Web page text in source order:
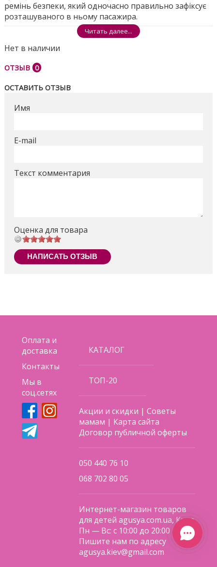
ремінь безпеки, який одночасно правильно зафіксує
розташуваного в ньому пасажира.
Розміри ящика - 44*37,5*78см
Поделиться
Читать далее...
Нет в наличии
ОТЗЫВ 0
ОСТАВИТЬ ОТЗЫВ
Имя
E-mail
Текст комментария
Оценка для товара
НАПИСАТЬ ОТЗЫВ
Оплата и
доставка
Контакты
Мы в
соц.сетях
КАТАЛОГ
ТОП-20
Акции и скидки |Советы
мамам | Карта сайта
Договор публичной оферты
050 440 76 10
068 702 80 05
Интернет-магазин товаров
для детей agusya.com.ua, Киев
Пн — Вс: с 10:00 до 20:00
Пишите нам по адресу
agusya.kiev@gmail.com